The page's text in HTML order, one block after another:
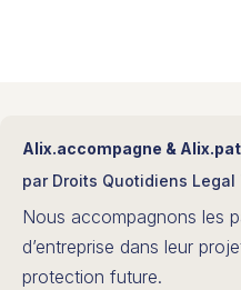
Alix.accompagne &
par Droits Quotidiens Legal
Nous accompagnons les
d’entreprise dans leur
protection future.